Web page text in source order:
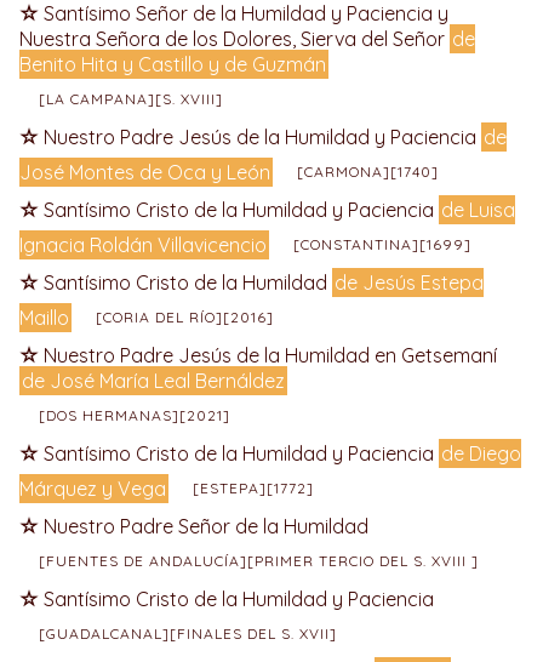
Santísimo Señor de la Humildad y Paciencia y
Nuestra Señora de los Dolores, Sierva del Señor de
Benito Hita y Castillo y de Guzmán
[LA CAMPANA][S. XVIII]
Nuestro Padre Jesús de la Humildad y Paciencia de
José Montes de Oca y León
[CARMONA][1740]
Santísimo Cristo de la Humildad y Paciencia de Luisa
Ignacia Roldán Villavicencio
[CONSTANTINA][1699]
Santísimo Cristo de la Humildad de Jesús Estepa
Maillo
[CORIA DEL RÍO][2016]
Nuestro Padre Jesús de la Humildad en Getsemaní
de José María Leal Bernáldez
[DOS HERMANAS][2021]
Santísimo Cristo de la Humildad y Paciencia de Diego
Márquez y Vega
[ESTEPA][1772]
Nuestro Padre Señor de la Humildad
[FUENTES DE ANDALUCÍA][PRIMER TERCIO DEL S. XVIII ]
Santísimo Cristo de la Humildad y Paciencia
[GUADALCANAL][FINALES DEL S. XVII]